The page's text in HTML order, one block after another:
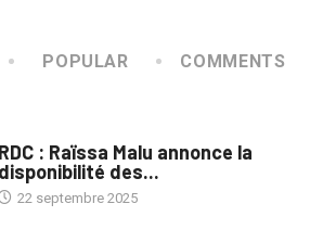
POPULAR COMMENTS
RDC : Raïssa Malu annonce la
disponibilité des...
22 septembre 2025